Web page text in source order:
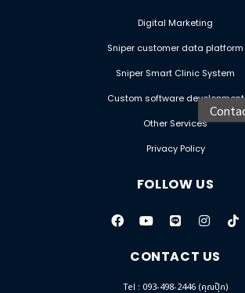
Digital Marketing
Sniper customer data platform
Sniper Smart Clinic System
Custom software development
Other Services
Privacy Policy
FOLLOW US
CONTACT US
Tel : 093-498-2446 (คุณปุ๊ก)